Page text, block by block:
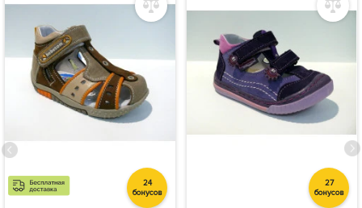
24
бонусов
27
бонусов